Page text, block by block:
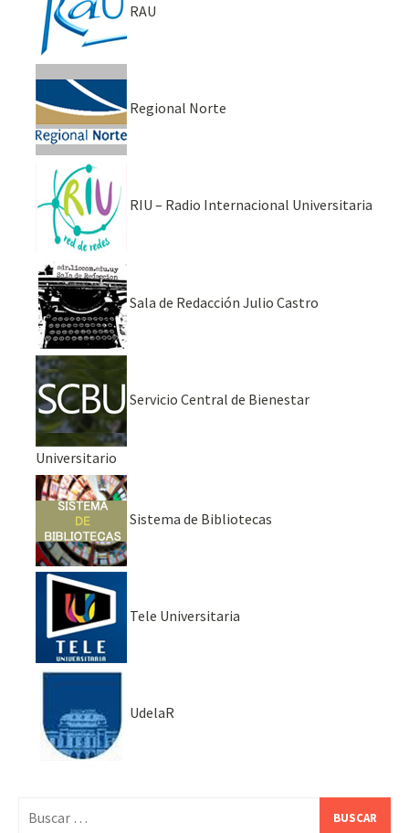
RAU
Regional Norte
RIU – Radio Internacional Universitaria
Sala de Redacción Julio Castro
Servicio Central de Bienestar
Universitario
Sistema de Bibliotecas
Tele Universitaria
UdelaR